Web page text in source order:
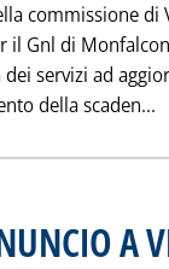
commissione di
il Gnl di
servizi ad
della scaden...
A